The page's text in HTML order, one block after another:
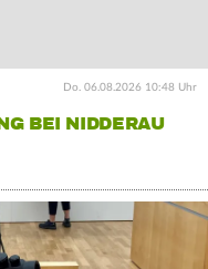
Do. 06.08.2026 10:48 Uhr
BEI NIDDERAU